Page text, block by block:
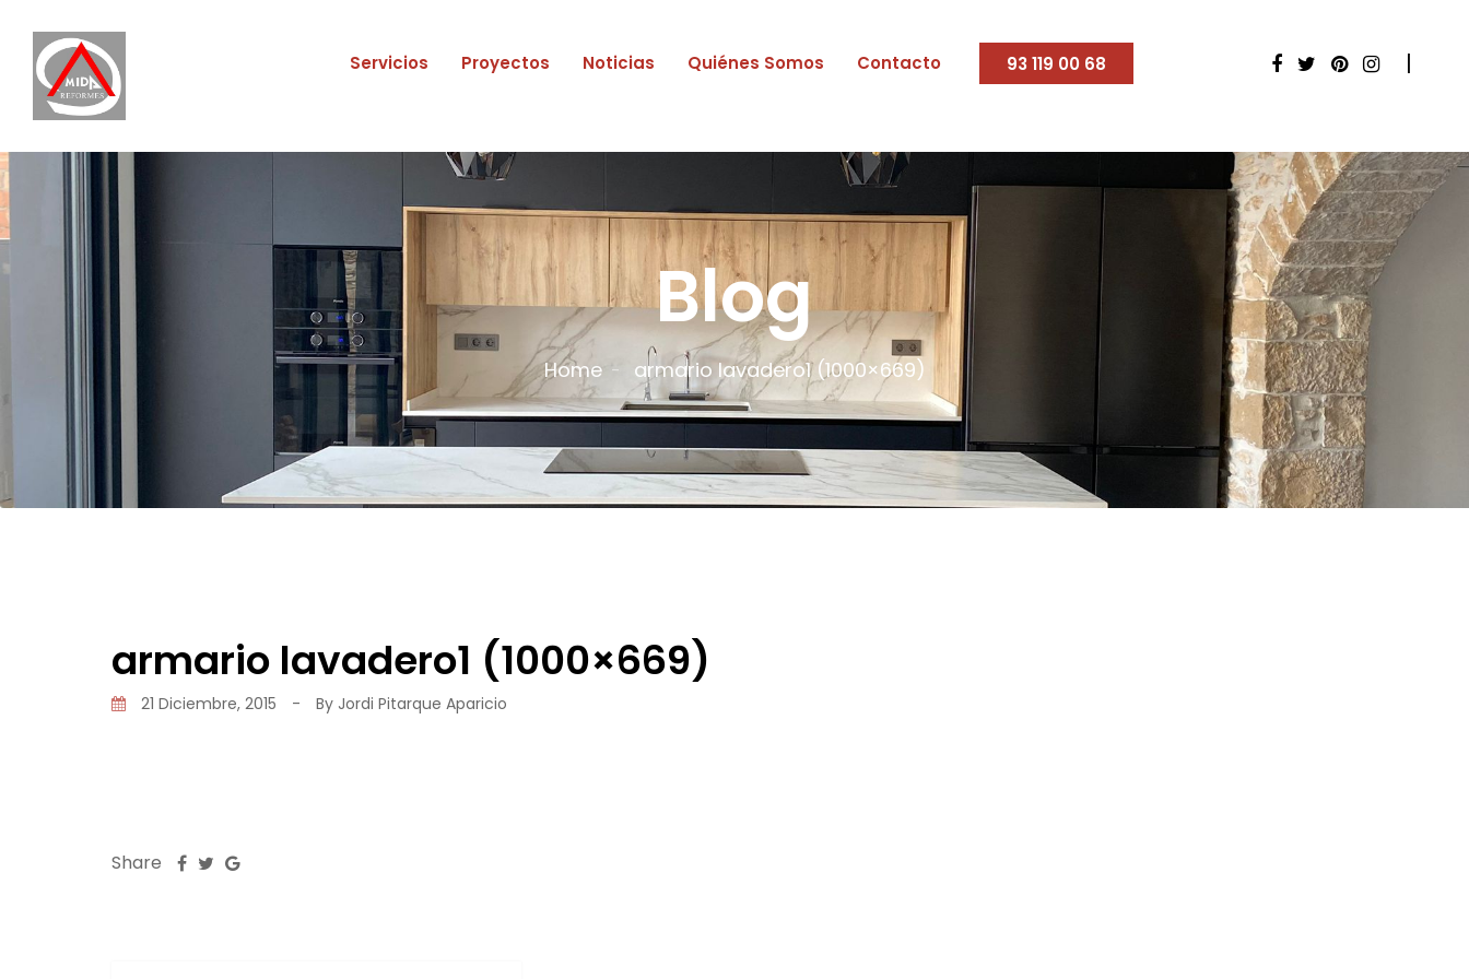
Servicios Proyectos Noticias Quiénes Somos Contacto 93 119 00 68
Blog
Home armario lavadero1 (1000×669)
armario lavadero1 (1000×669)
21 Diciembre, 2015 - By Jordi Pitarque Aparicio
Share